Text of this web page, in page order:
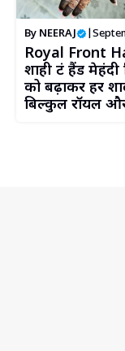
By NEERAJ
Royal Front
शाही फ्रंट हैंड
को बढ़ाकर हर
बिल्कुल रॉयल